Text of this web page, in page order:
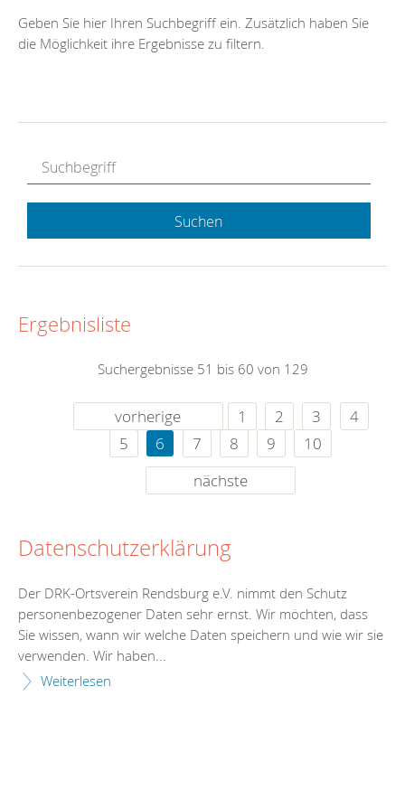
Geben Sie hier Ihren Suchbegriff ein. Zusätzlich haben Sie
die Möglichkeit ihre Ergebnisse zu filtern.
Suchen
Ergebnisliste
Suchergebnisse 51 bis 60 von 129
vorherige 1 2 3
4
5
6 7 8 9
10
nächste
Datenschutzerklärung
Der DRK-Ortsverein Rendsburg e.V. nimmt den Schutz
personenbezogener Daten sehr ernst. Wir möchten, dass
Sie wissen, wann wir welche Daten speichern und wie wir sie
verwenden. Wir haben...
Weiterlesen